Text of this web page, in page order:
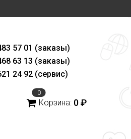
57 01 (заказы)
63 13 (заказы)
24 92 (сервис)
0
Корзина: 0 ₽